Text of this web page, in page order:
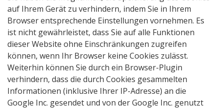
auf Ihrem Gerät zu verhindern, indem Sie in Ihrem
Browser entsprechende Einstellungen vornehmen. Es
ist nicht gewährleistet, dass Sie auf alle Funktionen
dieser Website ohne Einschränkungen zugreifen
können, wenn Ihr Browser keine Cookies zulässt.
Weiterhin können Sie durch ein Browser-Plugin
verhindern, dass die durch Cookies gesammelten
Informationen (inklusive Ihrer IP-Adresse) an die
Google Inc. gesendet und von der Google Inc. genutzt